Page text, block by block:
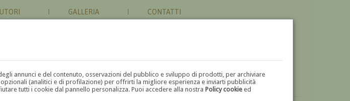
annunci e del contenuto, osservazioni del pubblico e sviluppo di prodotti, per archiviare
(analitici e di profilazione) per offrirti la migliore esperienza e inviarti pubblicità
tutti i cookie dal pannello personalizza. Puoi accedere alla nostraPolicy cookie ed
GALLERIA CONTATTI